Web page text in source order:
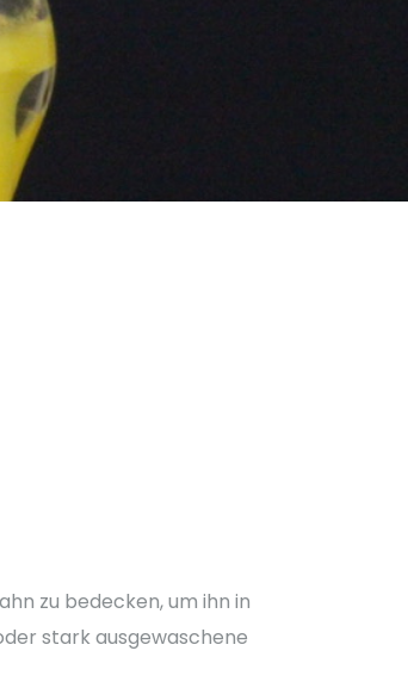
zu bedecken, um ihn in
stark ausgewaschene